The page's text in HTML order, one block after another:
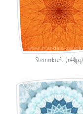
Sternenkraft (m44.jpg)